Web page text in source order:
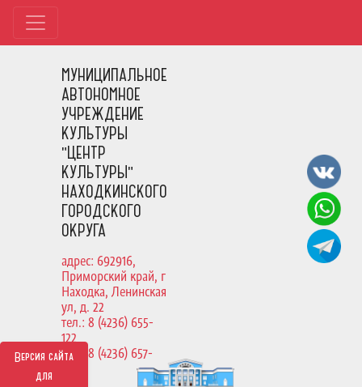
Версия сайта
для
МУНИЦИПАЛЬНОЕ
АВТОНОМНОЕ
УЧРЕЖДЕНИЕ
КУЛЬТУРЫ
"ЦЕНТР
КУЛЬТУРЫ"
НАХОДКИНСКОГО
ГОРОДСКОГО
ОКРУГА
адрес: 692916,
Приморский край, г
Находка, Ленинская
ул, д. 22
тел.: 8 (4236) 655-
122
тел.: 8 (4236) 657-